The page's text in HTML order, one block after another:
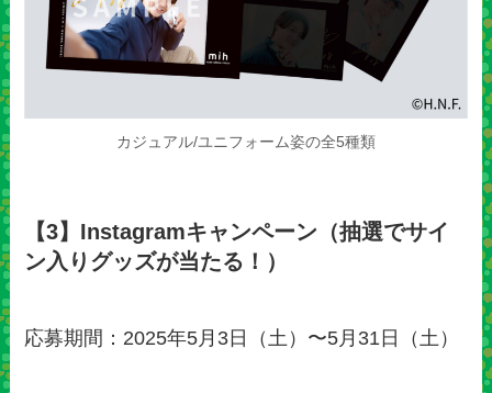
カジュアル/ユニフォーム姿の全5種類
【3】Instagramキャンペーン（抽選でサイ
ン入りグッズが当たる！）
応募期間：2025年5月3日（土）〜5月31日（土）